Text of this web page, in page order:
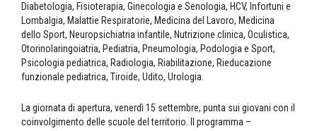
Diabetologia, Fisioterapia, Ginecologia e Senologia, HCV, Infortuni e
Lombalgia, Malattie Respiratorie, Medicina del Lavoro, Medicina
dello Sport, Neuropsichiatria infantile, Nutrizione clinica, Oculistica,
Otorinolaringoiatria, Pediatria, Pneumologia, Podologia e Sport,
Psicologia pediatrica, Radiologia, Riabilitazione, Rieducazione
funzionale pediatrica, Tiroide, Udito, Urologia.
La giornata di apertura, venerdì 15 settembre, punta sui giovani con il
coinvolgimento delle scuole del territorio. Il programma –